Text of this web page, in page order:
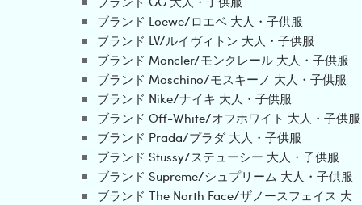
ブランド Loewe/ロエベ 大人・子供服
ブランド LV/ルイヴィトン 大人・子供服
ブランド Moncler/モンクレール 大人・子供服
ブランド Moschino/モスキーノ 大人・子供服
ブランド Nike/ナイキ 大人・子供服
ブランド Off-White/オフホワイト 大人・子供服
ブランド Prada/プラダ 大人・子供服
ブランド Stussy/ステューシー 大人・子供服
ブランド Supreme/シュプリーム 大人・子供服
ブランド The North Face/ザノースフェイス 大